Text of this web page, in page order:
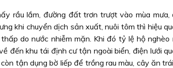
rầu lắm, đường đất trơn trượt vào mùa
khi chuyển dịch sản xuất, nuôi tôm thì hiệu
do nước nhiễm mặn. Khi đó tỷ lệ hộ
đến khu tái định cư tận ngoài biển, điện lưới
tận dụng bờ liếp để trồng rau màu, cây ăn